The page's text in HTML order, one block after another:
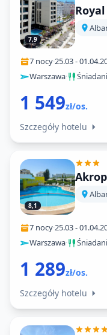
7,9
7 nocy·25.03-
Warszawa·
1 549zł/os.
Szczegóły hotelu
8,1
7 nocy·25.03-
Warszawa·
1 289zł/os.
Szczegóły hotelu